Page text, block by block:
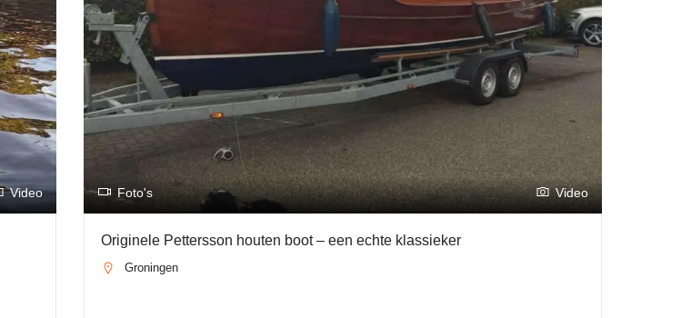
Video Foto's Video
Originele Pettersson houten boot – een echte klassieker
Groningen